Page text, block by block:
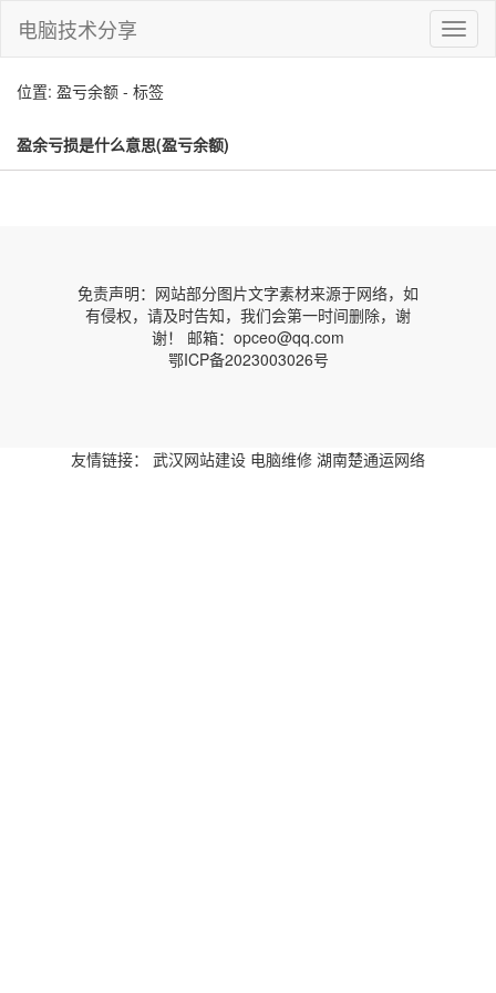
切
换
电脑技术分享
位置: 盈亏余额 - 标签
盈余亏损是什么意思(盈亏余额)
免责声明：网站部分图片文字素材来源于网络，如
有侵权，请及时告知，我们会第一时间删除，谢
谢！ 邮箱：opceo@qq.com
鄂ICP备2023003026号
友情链接： 武汉网站建设 电脑维修 湖南楚通运网络